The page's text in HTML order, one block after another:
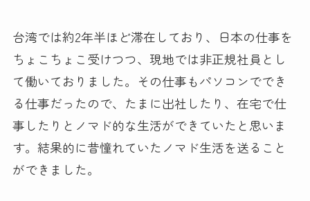
台湾では約2年半ほど滞在しており、日本の仕事を
ちょこちょこ受けつつ、現地では非正規社員とし
て働いておりました。その仕事もパソコンででき
る仕事だったので、たまに出社したり、在宅で仕
事したりとノマド的な生活ができていたと思いま
す。結果的に昔憧れていたノマド生活を送ること
ができました。